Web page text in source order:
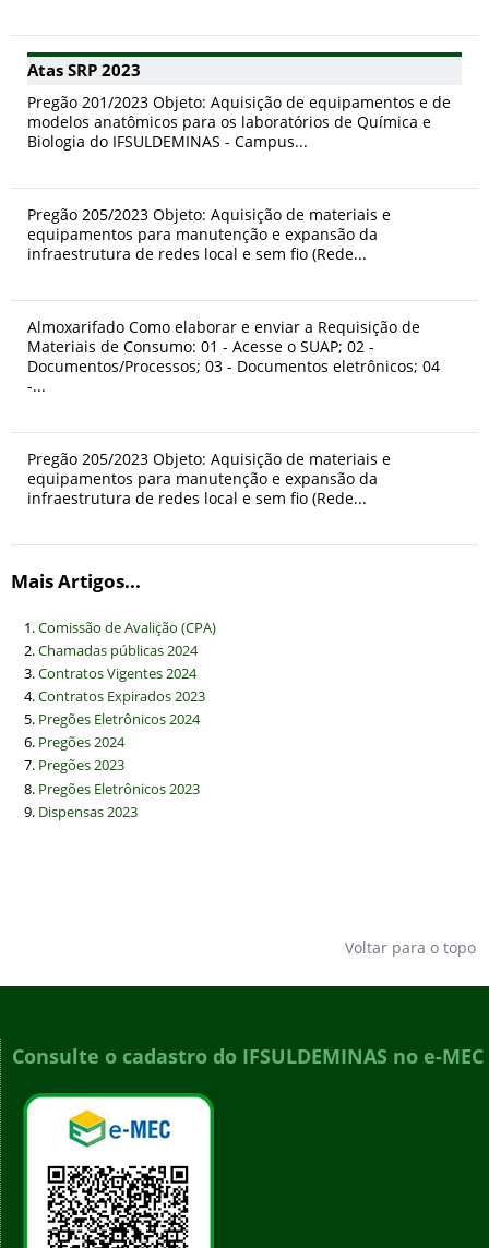
Atas SRP 2023
Pregão 201/2023 Objeto: Aquisição de equipamentos e de
modelos anatômicos para os laboratórios de Química e
Biologia do IFSULDEMINAS - Campus...
Pregão 205/2023 Objeto: Aquisição de materiais e
equipamentos para manutenção e expansão da
infraestrutura de redes local e sem fio (Rede...
Almoxarifado Como elaborar e enviar a Requisição de
Materiais de Consumo: 01 - Acesse o SUAP; 02 -
Documentos/Processos; 03 - Documentos eletrônicos; 04
-...
Pregão 205/2023 Objeto: Aquisição de materiais e
equipamentos para manutenção e expansão da
infraestrutura de redes local e sem fio (Rede...
Mais Artigos...
Comissão de Avalição (CPA)
Chamadas públicas 2024
Contratos Vigentes 2024
Contratos Expirados 2023
Pregões Eletrônicos 2024
Pregões 2024
Pregões 2023
Pregões Eletrônicos 2023
Dispensas 2023
Voltar para o topo
Consulte o cadastro do IFSULDEMINAS no e-MEC